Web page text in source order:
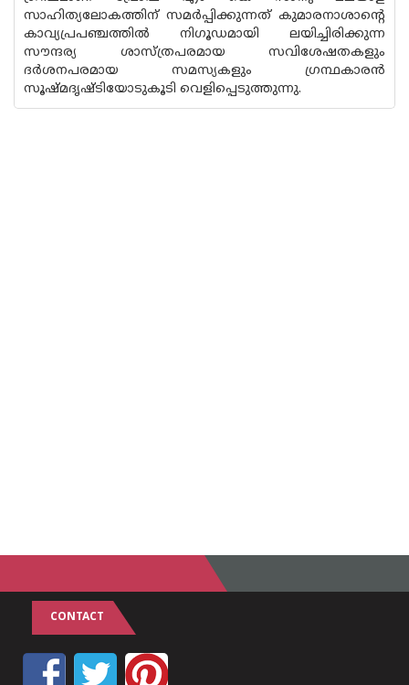
സാഹിത്യലോകത്തിന് സമര്‍പ്പിക്കുന്നത് കുമാരനാശാന്റെ
കാവ്യപ്രപഞ്ചത്തില്‍ നിഗൂഡമായി ലയിച്ചിരിക്കുന്ന
സൗന്ദര്യ ശാസ്ത്രപരമായ സവിശേഷതകളും
ദര്‍ശനപരമായ സമസ്യകളും ഗ്രന്ഥകാര‌ന്‍
സൂഷ്മദൃഷ്ടിയോടുകൂടി വെളിപ്പെടുത്തുന്നു.
CONTACT